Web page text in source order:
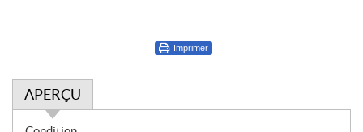
Imprimer
APERÇU